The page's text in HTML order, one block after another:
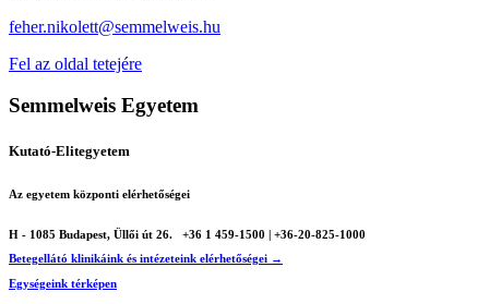
feher.nikolett@semmelweis.hu
Fel az oldal tetejére
Semmelweis Egyetem
Kutató-Elitegyetem
Az egyetem központi elérhetőségei
H - 1085 Budapest, Üllői út 26.
+36 1 459-1500 | +36-20-825-1000
Betegellátó klinikáink és intézeteink elérhetőségei →
Egységeink térképen